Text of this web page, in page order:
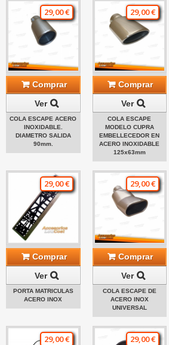
29,00 €
Comprar
Ver
COLA ESCAPE ACERO
INOXIDABLE.
DIAMETRO SALIDA
90mm.
29,00 €
Comprar
Ver
COLA ESCAPE
MODELO CUPRA
EMBELLECEDOR EN
ACERO INOXIDABLE
125x63mm
29,00 €
Comprar
Ver
PORTA MATRICULAS
ACERO INOX
29,00 €
Comprar
Ver
COLA ESCAPE DE
ACERO INOX
UNIVERSAL
29,00 € 29,00 €